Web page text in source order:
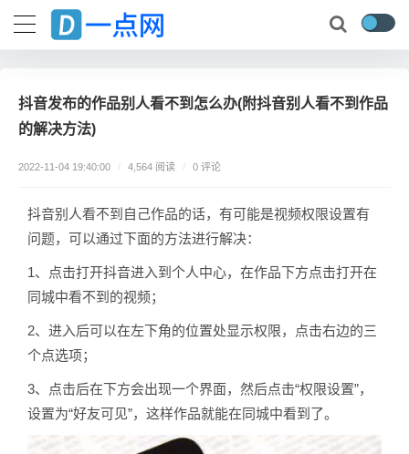
抖音发布的作品别人看不到怎么办(附抖音别人看不到作品
的解决方法)
2022-11-04 19:40:00 / 4,564 阅读 / 0 评论
抖音别人看不到自己作品的话，有可能是视频权限设置有
问题，可以通过下面的方法进行解决：
1、点击打开抖音进入到个人中心，在作品下方点击打开在
同城中看不到的视频；
2、进入后可以在左下角的位置处显示权限，点击右边的三
个点选项；
3、点击后在下方会出现一个界面，然后点击“权限设置”，
设置为“好友可见”，这样作品就能在同城中看到了。